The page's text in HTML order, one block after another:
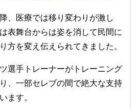
、医療では移り変わりが激し
表舞台からは姿を消して民間に
方を変え伝えられてきました。
選手トレーナーがトレーニング
、一部セレブの間で絶大な支持
ます。